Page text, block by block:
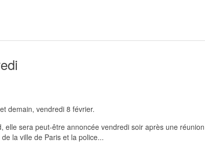
demain, vendredi 8 février.
elle sera peut-être annoncée vendredi soir après une
la ville de Paris et la police...